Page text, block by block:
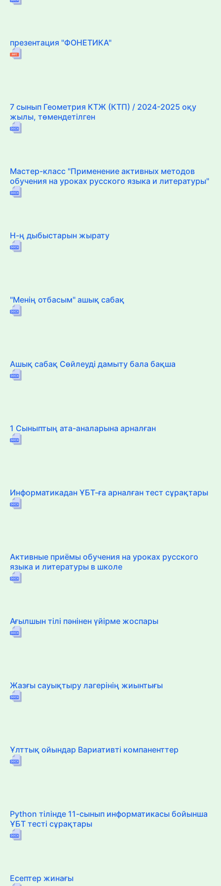
презентация "ФОНЕТИКА"
7 сынып Геометрия КТЖ (КТП) / 2024-2025 оқу
жылы, төмендетілген
Мастер-класс "Применение активных методов
обучения на уроках русского языка и литературы"
Н-ң дыбыстарын жырату
"Менің отбасым" ашық сабақ
Ашық сабақ Сөйлеуді дамыту бала бақша
1 Сыныптың ата-аналарына арналған
Информатикадан ҰБТ-ға арналған тест сұрақтары
Активные приёмы обучения на уроках русского
языка и литературы в школе
Ағылшын тілі пәнінен үйірме жоспары
Жазғы сауықтыру лагерінің жиынтығы
Ұлттық ойындар Вариативті компаненттер
Python тілінде 11-сынып информатикасы бойынша
ҰБТ тесті сұрақтары
Есептер жинағы